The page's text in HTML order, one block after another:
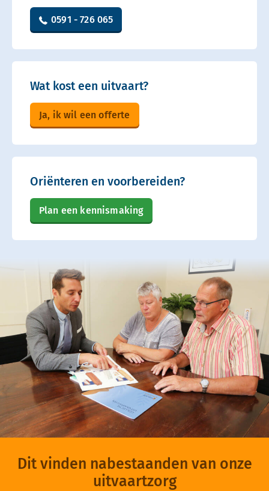
0591 - 726 065
Wat kost een uitvaart?
Ja, ik wil een offerte
Oriënteren en voorbereiden?
Plan een kennismaking
Dit vinden nabestaanden van onze
uitvaartzorg